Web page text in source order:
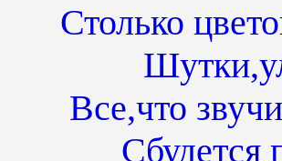
Столько
Все,что
Сбудется